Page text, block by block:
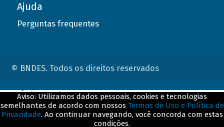
Ajuda
Perguntas frequentes
© BNDES. Todos os direitos reservados
Aviso: Utilizamos dados pessoais, cookies e tecnologias
semelhantes de acordo com nossos Termos de Uso e Política de
Privacidade. Ao continuar navegando, você concorda com estas
condições.
ConteÃºdo complementar
${title}${badge}